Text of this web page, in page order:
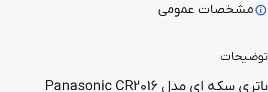
توضیحات
باتری سکه ای مدل Panasonic CR2016
مشخصات عمومی